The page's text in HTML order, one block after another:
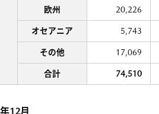
欧州 20,226
オセアニア 5,743
その他 17,069
合計 74,510
12月